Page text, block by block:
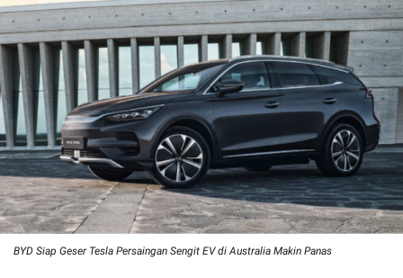
BYD Siap Geser Tesla Persaingan Sengit EV di Australia Makin Panas